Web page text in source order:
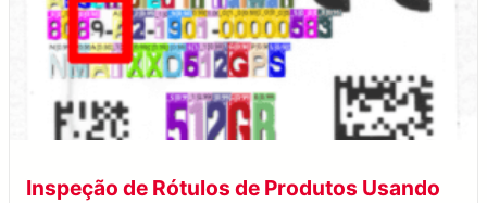
Inspeção de Rótulos de Produtos Usando